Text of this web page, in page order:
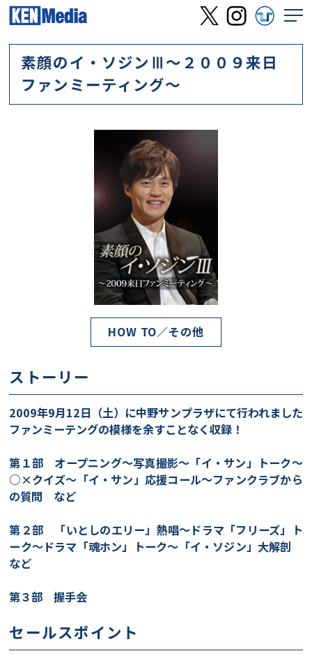
素顔のイ・ソジンⅢ～２００９来日
ファンミーティング～
HOW TO／その他
ストーリー
2009年9月12日（土）に中野サンプラザにて行われました
ファンミーテングの模様を余すことなく収録！
第１部 オープニング～写真撮影～「イ・サン」トーク～
○×クイズ～「イ・サン」応援コール～ファンクラブから
の質問 など
第２部 「いとしのエリー」熱唱～ドラマ「フリーズ」ト
ーク～ドラマ「魂ホン」トーク～「イ・ソジン」大解剖
など
第３部 握手会
セールスポイント